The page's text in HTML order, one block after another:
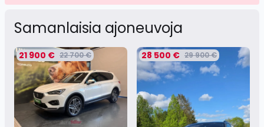
Samanlaisia ​​ajoneuvoja
21 900 € 22 700 € 28 500 € 29 900 €